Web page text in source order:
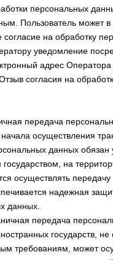
персональных
Пользователь может
согласие на обработку
уведомление
адрес
согласия на
передача
осуществления
данных обязан
на
осуществлять
надежная
данных.
передача
государств,
требованиям, может